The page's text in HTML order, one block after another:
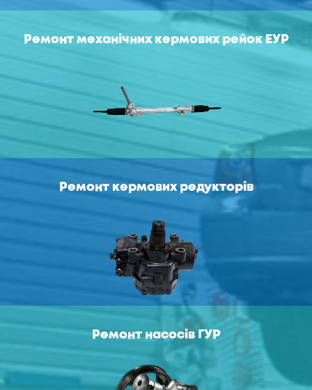
Ремонт механічних кермових рейок ЕУР
Ремонт кермових редукторів
Ремонт насосів ГУР